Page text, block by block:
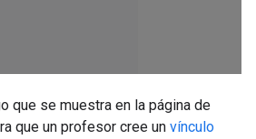
que se muestra en la página de
que un profesor cree un vínculo